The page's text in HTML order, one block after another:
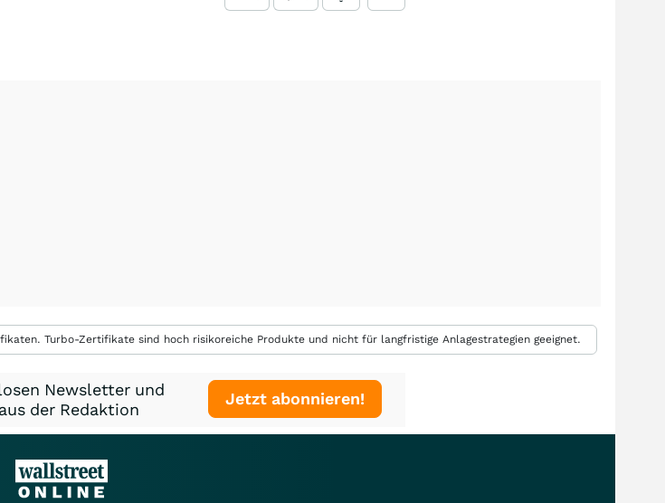
Turbo-Zertifikate sind hoch risikoreiche Produkte und nicht für langfristige Anlagestrategien geeignet.
Newsletter und
der Redaktion
Jetzt abonnieren!